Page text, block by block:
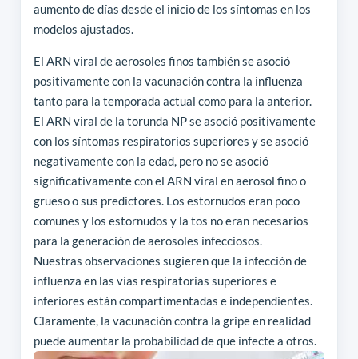
aumento de días desde el inicio de los síntomas en los
modelos ajustados.
El ARN viral de aerosoles finos también se asoció
positivamente con la vacunación contra la influenza
tanto para la temporada actual como para la anterior.
El ARN viral de la torunda NP se asoció positivamente
con los síntomas respiratorios superiores y se asoció
negativamente con la edad, pero no se asoció
significativamente con el ARN viral en aerosol fino o
grueso o sus predictores. Los estornudos eran poco
comunes y los estornudos y la tos no eran necesarios
para la generación de aerosoles infecciosos.
Nuestras observaciones sugieren que la infección de
influenza en las vías respiratorias superiores e
inferiores están compartimentadas e independientes.
Claramente, la vacunación contra la gripe en realidad
puede aumentar la probabilidad de que infecte a otros.